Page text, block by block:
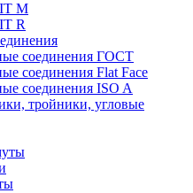
M
R
соединения ГОСТ
соединения Flat Face
соединения ISO A
тройники, угловые